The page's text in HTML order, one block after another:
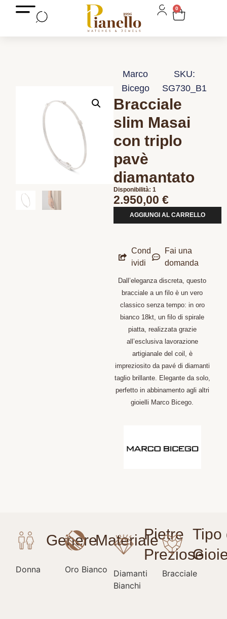
0
Marco
Bicego
SKU:
SG730_B1
Bracciale
slim Masai
con triplo
pavè
diamantato
Disponibilità: 1
2.950,00 €
AGGIUNGI AL CARRELLO
Cond
ividi
Fai una
domanda
Dall’eleganza discreta, questo
bracciale a un filo è un vero
classico senza tempo: in oro
bianco 18kt, un filo di spirale
piatta, realizzata grazie
all’esclusiva lavorazione
artigianale del coil, è
impreziosito da pavé di diamanti
taglio brillante. Elegante da solo,
perfetto in abbinamento agli altri
gioielli Marco Bicego.
Donna Oro Bianco
Diamanti
Bianchi
Bracciale